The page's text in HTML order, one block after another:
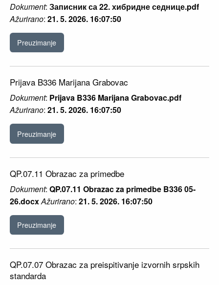
Dokument: Записник са 22. хибридне седнице.pdf
Ažurirano: 21. 5. 2026. 16:07:50
Preuzimanje
Prijava B336 Marijana Grabovac
Dokument: Prijava B336 Marijana Grabovac.pdf
Ažurirano: 21. 5. 2026. 16:07:50
Preuzimanje
QP.07.11 Obrazac za primedbe
Dokument: QP.07.11 Obrazac za primedbe B336 05-
26.docxAžurirano: 21. 5. 2026. 16:07:50
Preuzimanje
QP.07.07 Obrazac za preispitivanje izvornih srpskih
standarda